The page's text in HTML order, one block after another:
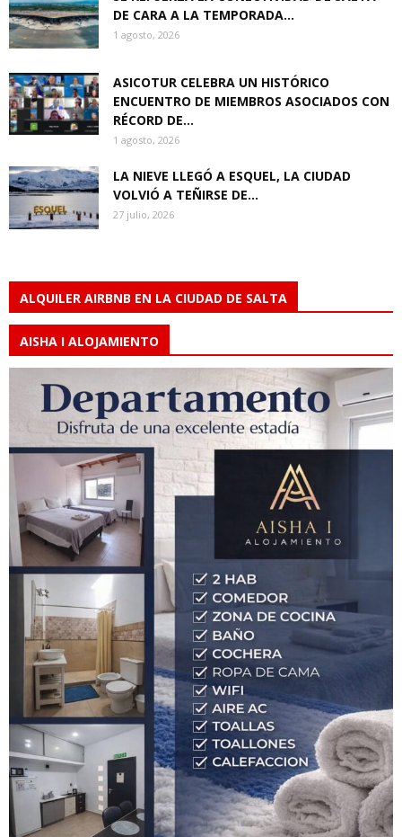
DE CARA A LA TEMPORADA...
1 agosto, 2026
ASICOTUR CELEBRA UN HISTÓRICO
ENCUENTRO DE MIEMBROS ASOCIADOS CON
RÉCORD DE...
1 agosto, 2026
LA NIEVE LLEGÓ A ESQUEL, LA CIUDAD
VOLVIÓ A TEÑIRSE DE...
27 julio, 2026
ALQUILER AIRBNB EN LA CIUDAD DE SALTA
AISHA I ALOJAMIENTO